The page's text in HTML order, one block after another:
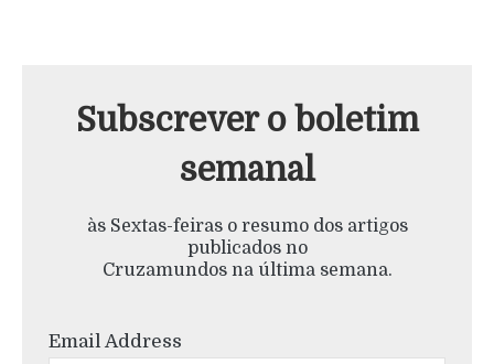
Subscrever o boletim
semanal
às Sextas-feiras o resumo dos artigos
publicados no
Cruzamundos na última semana.
Email Address